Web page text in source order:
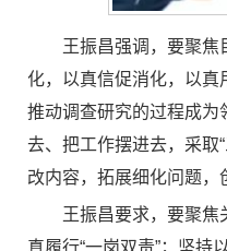
王振昌强调，要聚
化，以真信促消化，以
推动调查研究的过程成为
去、把工作摆进去，采取
改内容，拓展细化问题
王振昌要求，要聚
真履行“一岗双责”；坚